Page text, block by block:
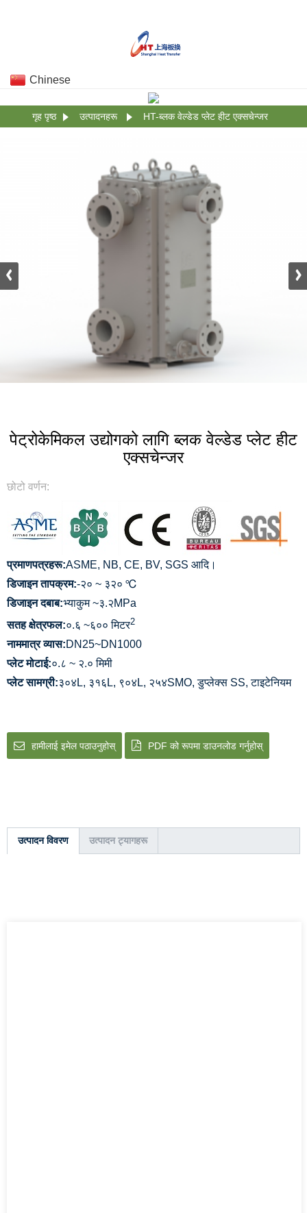
Chinese
गृह पृष्ठ उत्पादनहरू HT-ब्लक वेल्डेड प्लेट हीट एक्सचेन्जर
पेट्रोकेमिकल उद्योगको लागि ब्लक वेल्डेड प्लेट हीट
एक्सचेन्जर
छोटो वर्णन:
प्रमाणपत्रहरू:ASME, NB, CE, BV, SGS आदि।
डिजाइन तापक्रम:-२० ~ ३२० ℃
डिजाइन दबाब:भ्याकुम ~३.२MPa
सतह क्षेत्रफल:०.६ ~६०० मिटर2
नाममात्र व्यास:DN25~DN1000
प्लेट मोटाई:०.८ ~ २.० मिमी
प्लेट सामग्री:३०४L, ३१६L, ९०४L, २५४SMO, डुप्लेक्स SS, टाइटेनियम
हामीलाई इमेल पठाउनुहोस् PDF को रूपमा डाउनलोड गर्नुहोस्
उत्पादन विवरण उत्पादन ट्यागहरू